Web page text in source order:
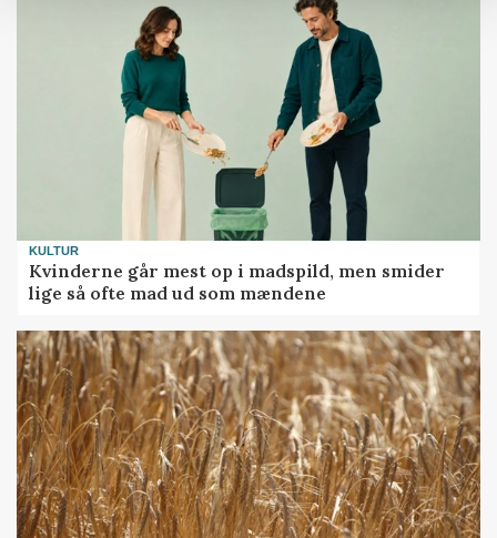
KULTUR
Kvinderne går mest op i madspild, men smider
lige så ofte mad ud som mændene